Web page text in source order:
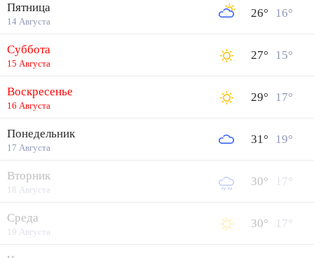
Пятница
14 Августа
26° 16°
Суббота
15 Августа
27° 15°
Воскресенье
16 Августа
29° 17°
Понедельник
17 Августа
31° 19°
Вторник
18 Августа
30° 17°
Среда
19 Августа
30° 17°